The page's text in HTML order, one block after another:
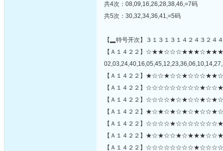
共4次：08,09,16,26,28,38,46,=7码
共5次：30,32,34,36,41,=5码
【▂特号开次】３１３１３１４２４３２４
【Ａ１４２２】
【Ａ１４２２】
【Ａ１４２２】
【Ａ１４２２】
【Ａ１４２２】
【Ａ１４２２】
【Ａ１４２２】
【Ａ１４２２】